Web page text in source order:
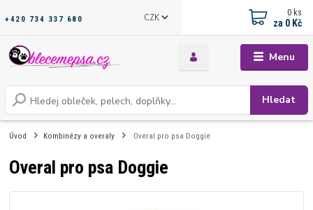
Menu
CZK
Hledat
+420 734 337 680
0 ks
za 0 Kč
Úvod Kombinézy a overaly Overal pro psa Doggie
Overal pro psa Doggie